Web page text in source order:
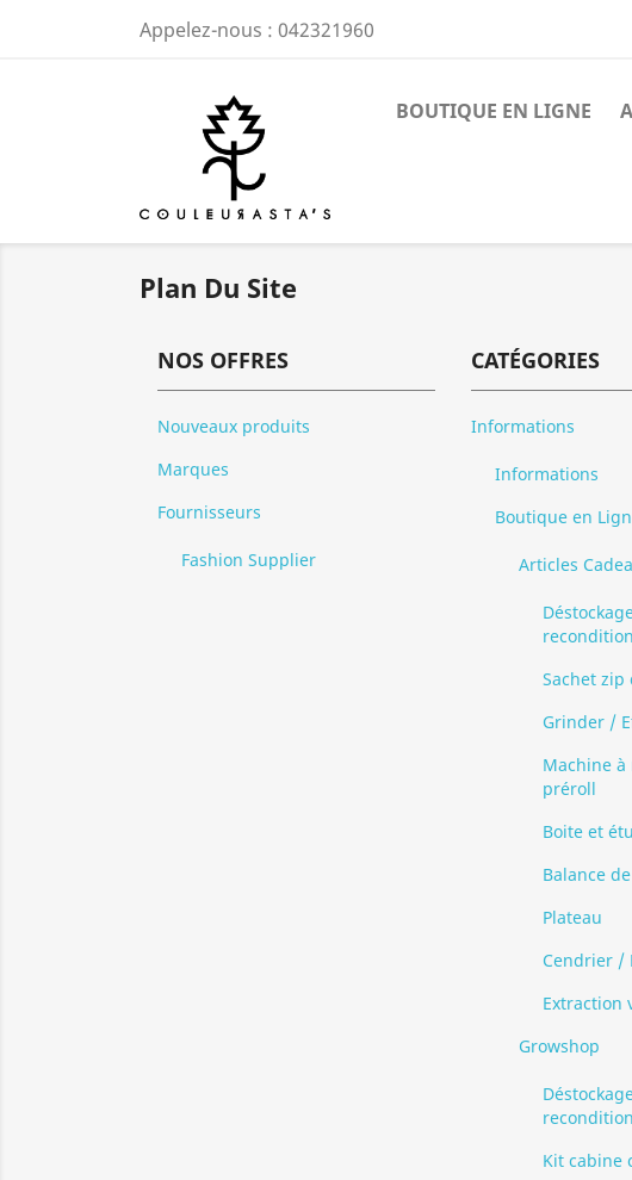
Appelez-nous : 042321960
BOUTIQUE EN LIGNE
Plan Du Site
NOS OFFRES
Nouveaux produits
Marques
Fournisseurs
Fashion Supplier
CATÉGORIES
Informations
Informations
Boutique en
Articles
Sachet zip
Grinder /
Machine à
préroll
Boite et
Balance
Plateau
Cendrier /
Extraction
Growshop
Kit cabine